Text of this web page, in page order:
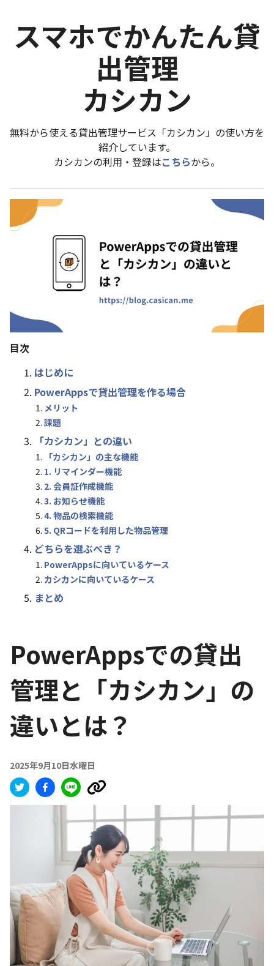
スマホでかんたん貸
出管理
カシカン
無料から使える貸出管理サービス「カシカン」の使い方を
紹介しています。
カシカンの利用・登録はこちらから。
目次
はじめに
PowerAppsで貸出管理を作る場合
メリット
課題
「カシカン」との違い
「カシカン」の主な機能
1. リマインダー機能
2. 会員証作成機能
3. お知らせ機能
4. 物品の検索機能
5. QRコードを利用した物品管理
どちらを選ぶべき？
PowerAppsに向いているケース
カシカンに向いているケース
まとめ
PowerAppsでの貸出
管理と「カシカン」の
違いとは？
2025年9月10日水曜日